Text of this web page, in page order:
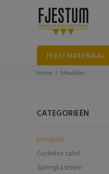
FEESTMATERIAAL
Home Meubilair
CATEGORIEËN
Meubilair
Gedekte tafel
Springkastelen